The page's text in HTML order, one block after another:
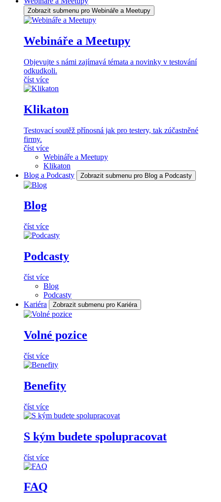
Zobrazit submenu pro Webináře a Meetupy
Webináře a Meetupy
Objevujte s námi zajímavá témata a novinky v testování
odkudkoli.
číst více
Klikaton
Testovací soutěž přínosná jak pro testery, tak zúčastněné
firmy.
číst více
Webináře a Meetupy
Klikaton
Blog a Podcasty
Zobrazit submenu pro Blog a Podcasty
Blog
číst více
Podcasty
číst více
Blog
Podcasty
Kariéra
Zobrazit submenu pro Kariéra
Volné pozice
číst více
Benefity
číst více
S kým budete spolupracovat
číst více
FAQ